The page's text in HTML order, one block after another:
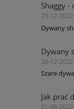
Shaggy -
29-12-
Dywany
Dywany
28-12-
Szare
Jak prać
01-06-